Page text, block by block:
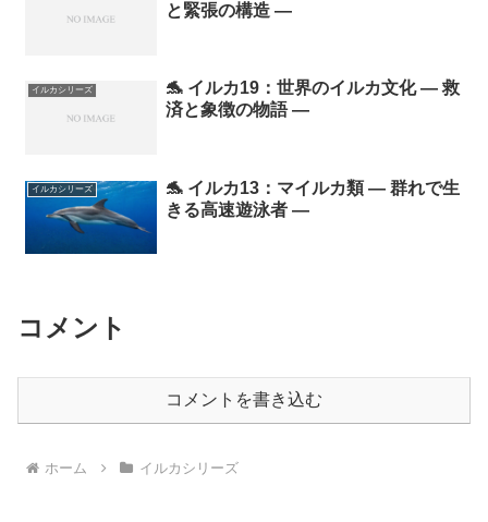
と緊張の構造 ―
イルカシリーズ
🐬 イルカ19：世界のイルカ文化 ― 救
済と象徴の物語 ―
イルカシリーズ
🐬 イルカ13：マイルカ類 ― 群れで生
きる高速遊泳者 ―
コメント
コメントを書き込む
ホーム イルカシリーズ